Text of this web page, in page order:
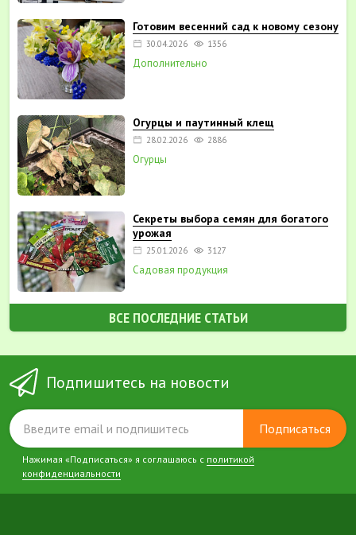
Готовим весенний сад к новому сезону
30.04.2026 1356
Дополнительно
Огурцы и паутинный клещ
28.02.2026 2886
Огурцы
Секреты выбора семян для богатого
урожая
25.01.2026 3127
Садовая продукция
ВСЕ ПОСЛЕДНИЕ СТАТЬИ
Подпишитесь на новости
Подписаться
Нажимая «Подписаться» я соглашаюсь с политикой
конфиденциальности